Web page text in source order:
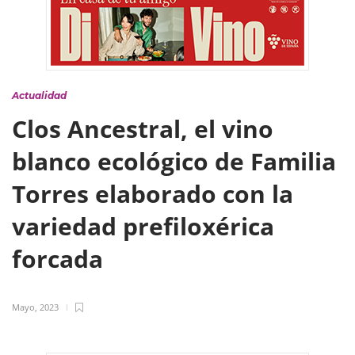
Actualidad
Clos Ancestral, el vino
blanco ecológico de Familia
Torres elaborado con la
variedad prefiloxérica
forcada
Mayo, 2023